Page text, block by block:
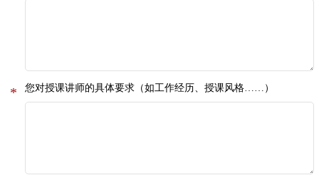
* 您对授课讲师的具体要求（如工作经历、授课风格……）